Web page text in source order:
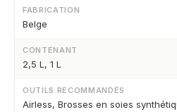
FABRICATION
Belge
CONTENANT
2,5 L, 1 L
OUTILS RECOMMANDÉS
Airless, Brosses en soies